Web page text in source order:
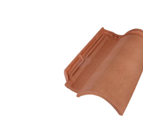
Tegola Coppotech